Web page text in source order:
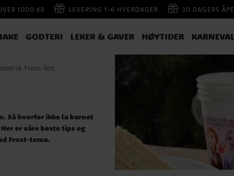
1000 KR LEVERING 1-6 HVERDAGER 30 DAGERS
GODTERI LEKER & GAVER HØYTIDER KARNEVAL
Frost-fest
Så hvorfor ikke la barnet
er våre beste tips og
Frost-tema.